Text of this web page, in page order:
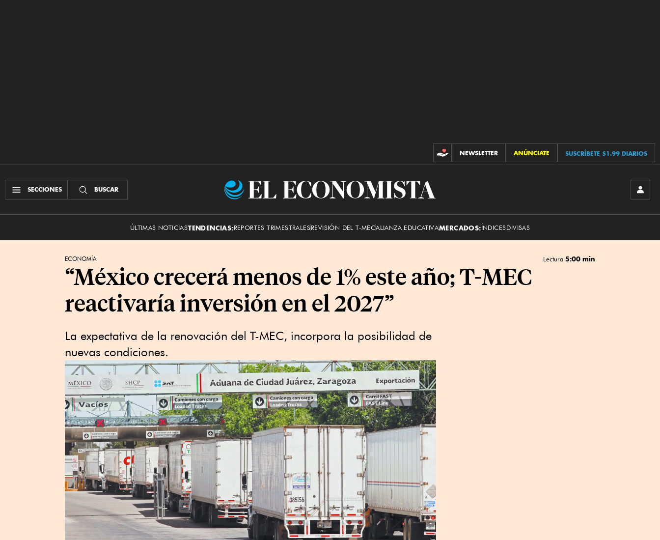
CONTRIBUCIONES
NEWSLETTER ANÚNCIATE SUSCRÍBETE $1.99 DIARIOS
SECCIONES BUSCAR
El
ÚLTIMAS NOTICIASTENDENCIAS:REPORTES TRIMESTRALESREVISIÓN DEL T-MECALIANZA EDUCATIVAMERCADOS:ÍNDICESDIVISAS
ECONOMÍA Lectura 5:00 min
“México crecerá menos de 1% este año; T-MEC
reactivaría inversión en el 2027”
La expectativa de la renovación del T-MEC, incorpora la posibilidad de
nuevas condiciones.